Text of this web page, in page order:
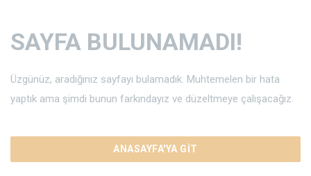
SAYFA BULUNAMADI!
Üzgünüz, aradığınız sayfayı bulamadık. Muhtemelen bir hata
yaptık ama şimdi bunun farkındayız ve düzeltmeye çalışacağız.
ANASAYFA'YA GIT